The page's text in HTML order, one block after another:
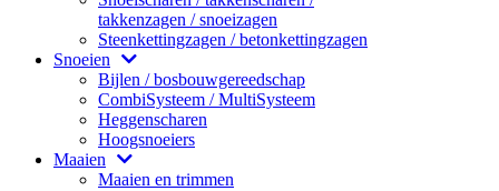
takkenzagen / snoeizagen
Steenkettingzagen / betonkettingzagen
Snoeien
Bijlen / bosbouwgereedschap
CombiSysteem / MultiSysteem
Heggenscharen
Hoogsnoeiers
Maaien
Maaien en trimmen